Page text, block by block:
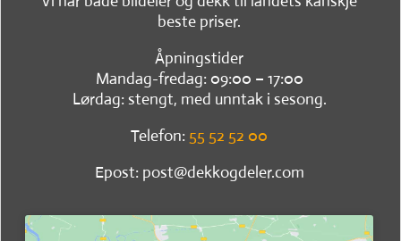
beste priser.
Åpningstider
Mandag-fredag: 09:00 – 17:00
Lørdag: stengt, med unntak i sesong.
Telefon: 55 52 52 00
Epost: post@dekkogdeler.com